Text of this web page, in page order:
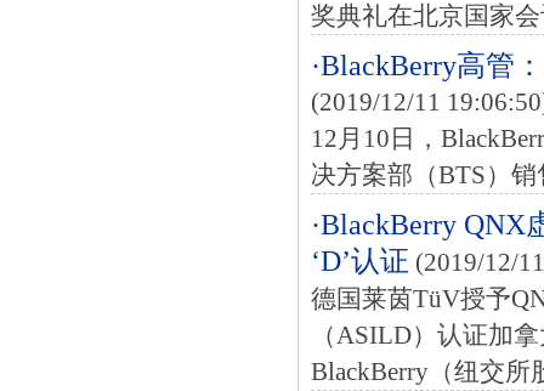
奖典礼在北京国家
·BlackBerry高管
(2019/12/11
12月10日，
决方案部（BTS）
·BlackBerry
‘D’认证 (2019/12/
德国莱茵TüV授予
（ASILD）认证加
BlackBerry（纽交所